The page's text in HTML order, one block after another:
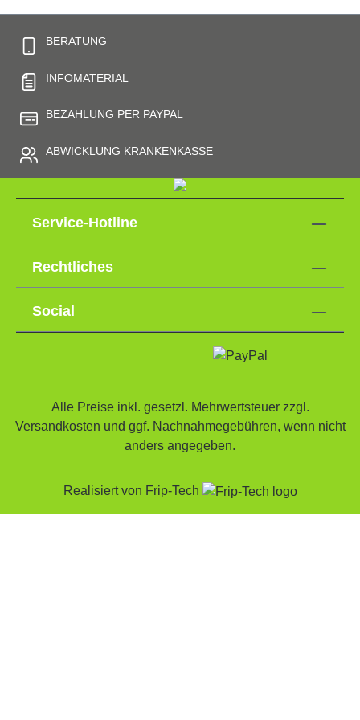
BERATUNG
INFOMATERIAL
BEZAHLUNG PER PAYPAL
ABWICKLUNG KRANKENKASSE
Service-Hotline
Rechtliches
Social
Alle Preise inkl. gesetzl. Mehrwertsteuer zzgl.
Versandkosten und ggf. Nachnahmegebühren, wenn nicht
anders angegeben.
Realisiert von Frip-Tech